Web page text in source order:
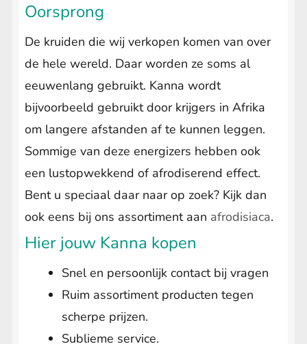
Oorsprong
De kruiden die wij verkopen komen van over
de hele wereld. Daar worden ze soms al
eeuwenlang gebruikt. Kanna wordt
bijvoorbeeld gebruikt door krijgers in Afrika
om langere afstanden af te kunnen leggen.
Sommige van deze energizers hebben ook
een lustopwekkend of afrodiserend effect.
Bent u speciaal daar naar op zoek? Kijk dan
ook eens bij ons assortiment aan afrodisiaca.
Hier jouw Kanna kopen
Snel en persoonlijk contact bij vragen
Ruim assortiment producten tegen
scherpe prijzen.
Sublieme service.